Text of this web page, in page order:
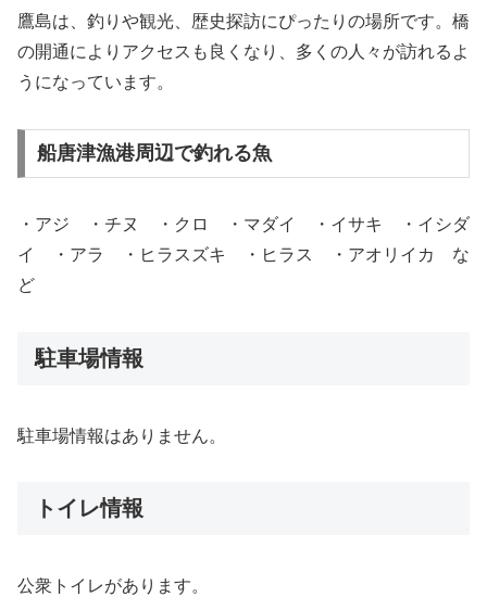
鷹島は、釣りや観光、歴史探訪にぴったりの場所です。橋
の開通によりアクセスも良くなり、多くの人々が訪れるよ
うになっています。
船唐津漁港周辺で釣れる魚
・アジ ・チヌ ・クロ ・マダイ ・イサキ ・イシダ
イ ・アラ ・ヒラスズキ ・ヒラス ・アオリイカ な
ど
駐車場情報
駐車場情報はありません。
トイレ情報
公衆トイレがあります。